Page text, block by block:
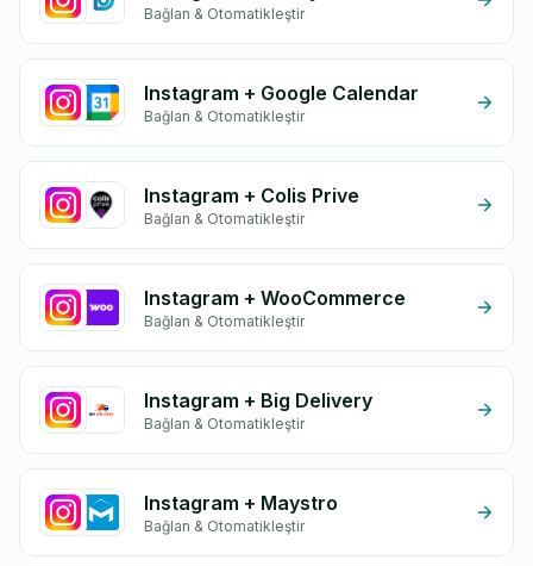
Bağlan & Otomatikleştir
Instagram + Google Calendar
Bağlan & Otomatikleştir
Instagram + Colis Prive
Bağlan & Otomatikleştir
Instagram + WooCommerce
Bağlan & Otomatikleştir
Instagram + Big Delivery
Bağlan & Otomatikleştir
Instagram + Maystro
Bağlan & Otomatikleştir